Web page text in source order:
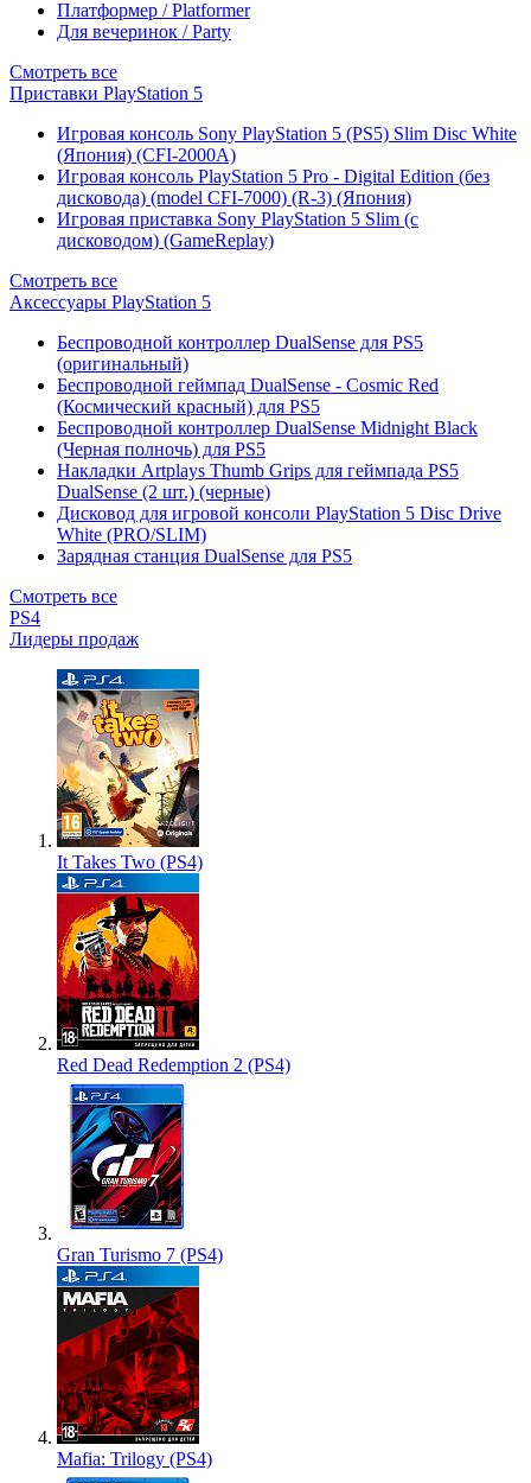
Платформер / Platformer
Для вечеринок / Party
Смотреть все
Приставки PlayStation 5
Игровая консоль Sony PlayStation 5 (PS5) Slim Disc White
(Япония) (CFI-2000A)
Игровая консоль PlayStation 5 Pro - Digital Edition (без
дисковода) (model CFI-7000) (R-3) (Япония)
Игровая приставка Sony PlayStation 5 Slim (с
дисководом) (GameReplay)
Смотреть все
Аксессуары PlayStation 5
Беспроводной контроллер DualSense для PS5
(оригинальный)
Беспроводной геймпад DualSense - Cosmic Red
(Космический красный) для PS5
Беспроводной контроллер DualSense Midnight Black
(Черная полночь) для PS5
Накладки Artplays Thumb Grips для геймпада PS5
DualSense (2 шт.) (черные)
Дисковод для игровой консоли PlayStation 5 Disc Drive
White (PRO/SLIM)
Зарядная станция DualSense для PS5
Смотреть все
PS4
Лидеры продаж
It Takes Two (PS4)
Red Dead Redemption 2 (PS4)
Gran Turismo 7 (PS4)
Mafia: Trilogy (PS4)